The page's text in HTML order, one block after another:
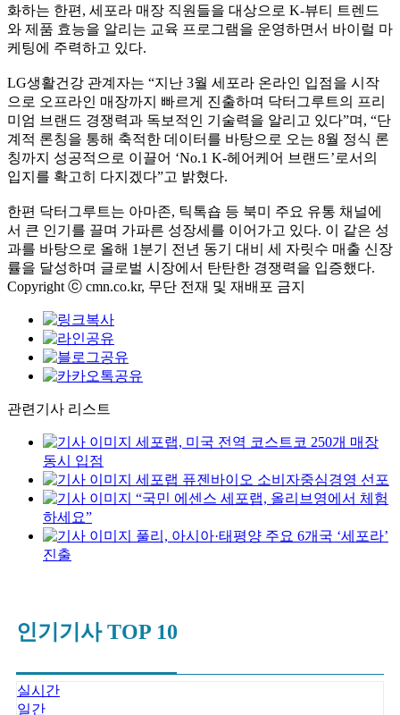
화하는 한편, 세포라 매장 직원들을 대상으로 K-뷰티 트렌드
와 제품 효능을 알리는 교육 프로그램을 운영하면서 바이럴 마
케팅에 주력하고 있다.
LG생활건강 관계자는 “지난 3월 세포라 온라인 입점을 시작
으로 오프라인 매장까지 빠르게 진출하며 닥터그루트의 프리
미엄 브랜드 경쟁력과 독보적인 기술력을 알리고 있다”며, “단
계적 론칭을 통해 축적한 데이터를 바탕으로 오는 8월 정식 론
칭까지 성공적으로 이끌어 ‘No.1 K-헤어케어 브랜드’로서의
입지를 확고히 다지겠다”고 밝혔다.
한편 닥터그루트는 아마존, 틱톡숍 등 북미 주요 유통 채널에
서 큰 인기를 끌며 가파른 성장세를 이어가고 있다. 이 같은 성
과를 바탕으로 올해 1분기 전년 동기 대비 세 자릿수 매출 신장
률을 달성하며 글로벌 시장에서 탄탄한 경쟁력을 입증했다.
Copyright ⓒ cmn.co.kr, 무단 전재 및 재배포 금지
관련기사 리스트
세포랩, 미국 전역 코스트코 250개 매장
동시 입점
세포랩 퓨젠바이오 소비자중심경영 선포
“국민 에센스 세포랩, 올리브영에서 체험
하세요”
풀리, 아시아·태평양 주요 6개국 ‘세포라’
진출
인기기사 TOP 10
실시간
일간